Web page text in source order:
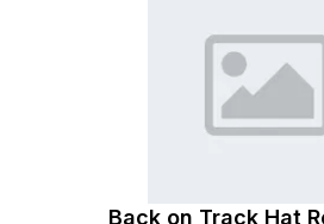
Back on Track Hat